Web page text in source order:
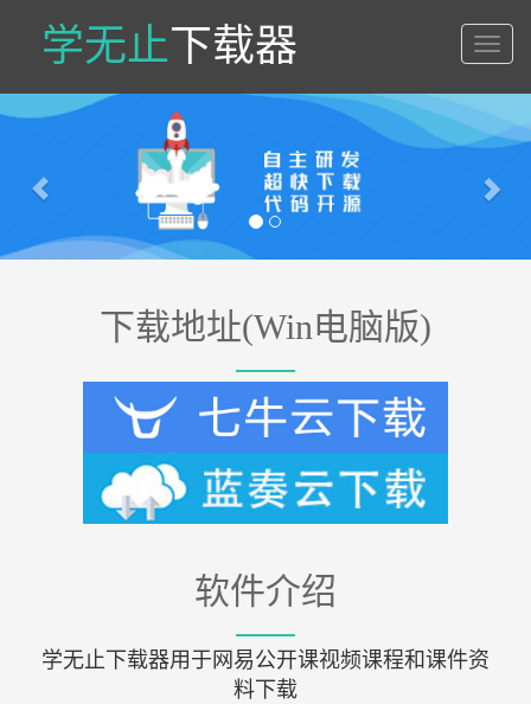
学无止下载器
学
无
止
载
Previous
下载地址(Win电脑版)
软件介绍
学无止下载器用于网易公开课视频课程和课件资
料下载